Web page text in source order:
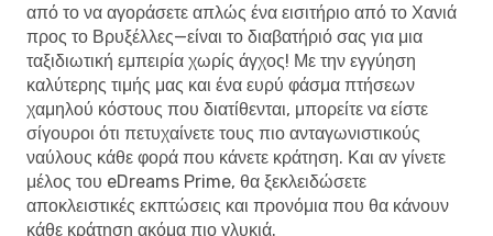
από το να αγοράσετε απλώς ένα εισιτήριο από το Χανιά
προς το Βρυξέλλες—είναι το διαβατήριό σας για μια
ταξιδιωτική εμπειρία χωρίς άγχος! Με την εγγύηση
καλύτερης τιμής μας και ένα ευρύ φάσμα πτήσεων
χαμηλού κόστους που διατίθενται, μπορείτε να είστε
σίγουροι ότι πετυχαίνετε τους πιο ανταγωνιστικούς
ναύλους κάθε φορά που κάνετε κράτηση. Και αν γίνετε
μέλος του eDreams Prime, θα ξεκλειδώσετε
αποκλειστικές εκπτώσεις και προνόμια που θα κάνουν
κάθε κράτηση ακόμα πιο γλυκιά.